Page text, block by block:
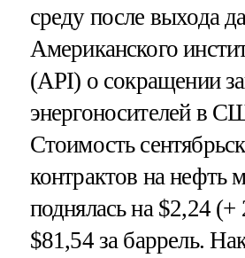
среду после выхода
Американского
(API) о сокращении
энергоносителей в
Стоимость
контрактов на нефть
поднялась на $2,24
$81,54 за баррель.